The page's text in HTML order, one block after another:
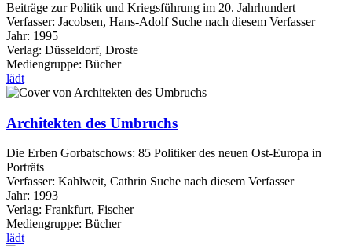
Beiträge zur Politik und Kriegsführung im 20. Jahrhundert
Verfasser: Jacobsen, Hans-Adolf Suche nach diesem Verfasser
Jahr: 1995
Verlag: Düsseldorf, Droste
Mediengruppe: Bücher
lädt
Architekten des Umbruchs
Die Erben Gorbatschows: 85 Politiker des neuen Ost-Europa in
Porträts
Verfasser: Kahlweit, Cathrin Suche nach diesem Verfasser
Jahr: 1993
Verlag: Frankfurt, Fischer
Mediengruppe: Bücher
lädt